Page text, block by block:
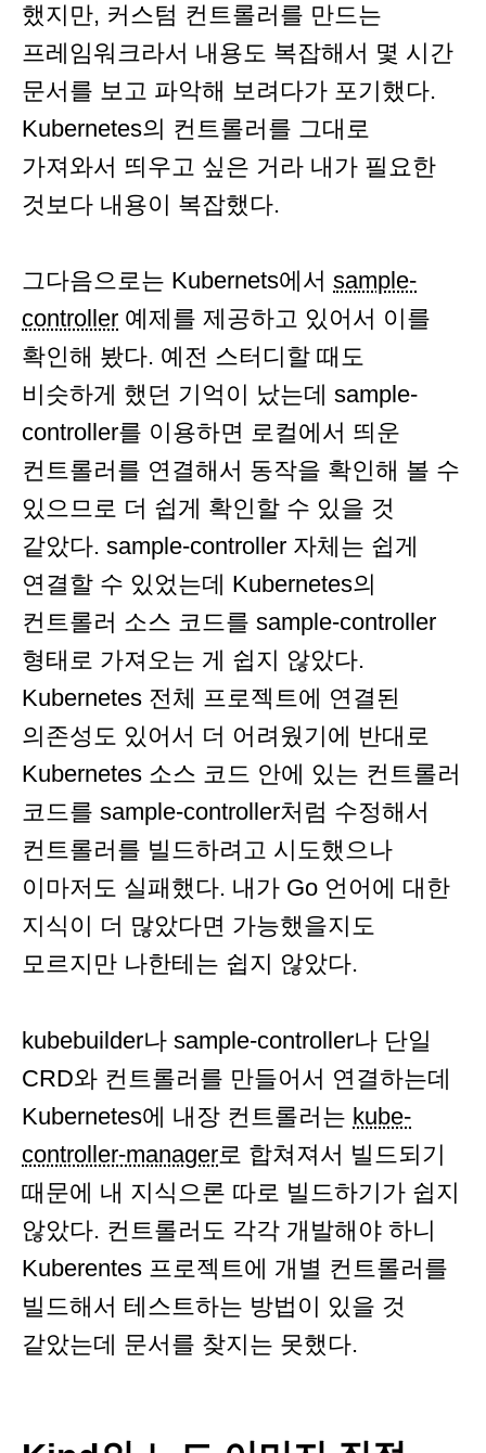
했지만, 커스텀 컨트롤러를 만드는
프레임워크라서 내용도 복잡해서 몇 시간
문서를 보고 파악해 보려다가 포기했다.
Kubernetes의 컨트롤러를 그대로
가져와서 띄우고 싶은 거라 내가 필요한
것보다 내용이 복잡했다.
그다음으로는 Kubernets에서 sample-
controller 예제를 제공하고 있어서 이를
확인해 봤다. 예전 스터디할 때도
비슷하게 했던 기억이 났는데 sample-
controller를 이용하면 로컬에서 띄운
컨트롤러를 연결해서 동작을 확인해 볼 수
있으므로 더 쉽게 확인할 수 있을 것
같았다. sample-controller 자체는 쉽게
연결할 수 있었는데 Kubernetes의
컨트롤러 소스 코드를 sample-controller
형태로 가져오는 게 쉽지 않았다.
Kubernetes 전체 프로젝트에 연결된
의존성도 있어서 더 어려웠기에 반대로
Kubernetes 소스 코드 안에 있는 컨트롤러
코드를 sample-controller처럼 수정해서
컨트롤러를 빌드하려고 시도했으나
이마저도 실패했다. 내가 Go 언어에 대한
지식이 더 많았다면 가능했을지도
모르지만 나한테는 쉽지 않았다.
kubebuilder나 sample-controller나 단일
CRD와 컨트롤러를 만들어서 연결하는데
Kubernetes에 내장 컨트롤러는 kube-
controller-manager로 합쳐져서 빌드되기
때문에 내 지식으론 따로 빌드하기가 쉽지
않았다. 컨트롤러도 각각 개발해야 하니
Kuberentes 프로젝트에 개별 컨트롤러를
빌드해서 테스트하는 방법이 있을 것
같았는데 문서를 찾지는 못했다.